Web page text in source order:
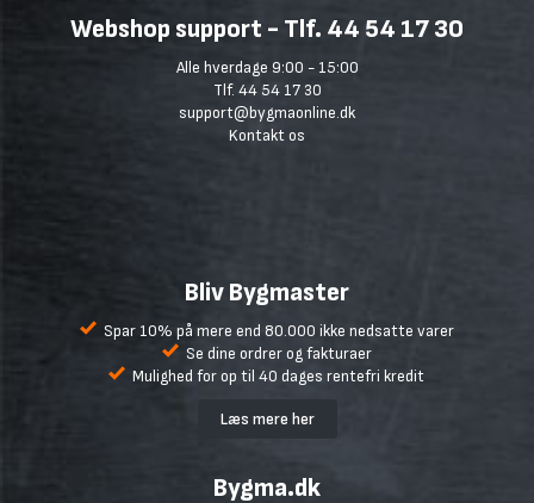
Webshop support - Tlf. 44 54 17 30
Alle hverdage 9:00 - 15:00
Tlf. 44 54 17 30
support@bygmaonline.dk
Kontakt os
Bliv Bygmaster
Spar 10% på mere end 80.000 ikke nedsatte varer
Se dine ordrer og fakturaer
Mulighed for op til 40 dages rentefri kredit
Læs mere her
Bygma.dk